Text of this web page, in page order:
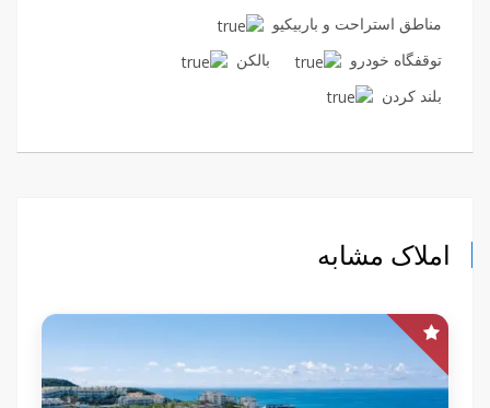
مناطق استراحت و باربیکیو
توقفگاه خودرو
بالکن
بلند کردن
املاک مشابه